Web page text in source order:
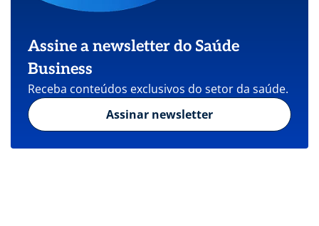
Assine a newsletter do Saúde
Business
Receba conteúdos exclusivos do setor da saúde.
Assinar newsletter